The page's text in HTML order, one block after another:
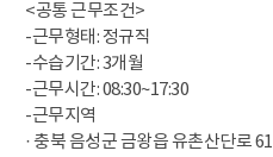
<공통 근무조건>
-근무형태: 정규직
-수습기간: 3개월
-근무시간: 08:30~17:30
-근무지역
· 충북 음성군 금왕읍 유촌산단로 61